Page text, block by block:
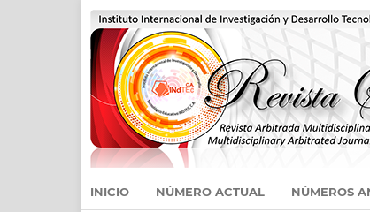
INICIO NÚMERO ACTUAL NÚMEROS